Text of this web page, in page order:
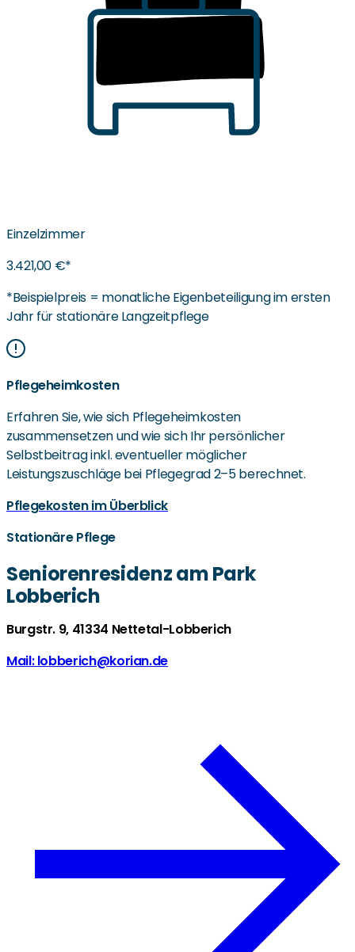
Einzelzimmer
3.421,00 €*
*Beispielpreis = monatliche Eigenbeteiligung im ersten
Jahr für stationäre Langzeitpflege
Pflegeheimkosten
Erfahren Sie, wie sich Pflegeheimkosten
zusammensetzen und wie sich Ihr persönlicher
Selbstbeitrag inkl. eventueller möglicher
Leistungszuschläge bei Pflegegrad 2–5 berechnet.
Pflegekosten im Überblick
Stationäre Pflege
Seniorenresidenz am Park
Lobberich
Burgstr. 9, 41334 Nettetal-Lobberich
Mail: lobberich@korian.de